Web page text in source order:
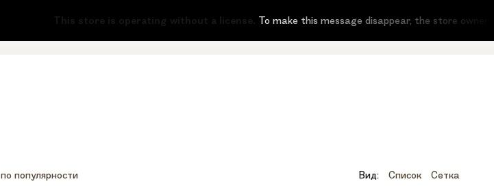
This store is operating without a license. To make this message disappear, the store owner
по популярности Вид: Список Сетка